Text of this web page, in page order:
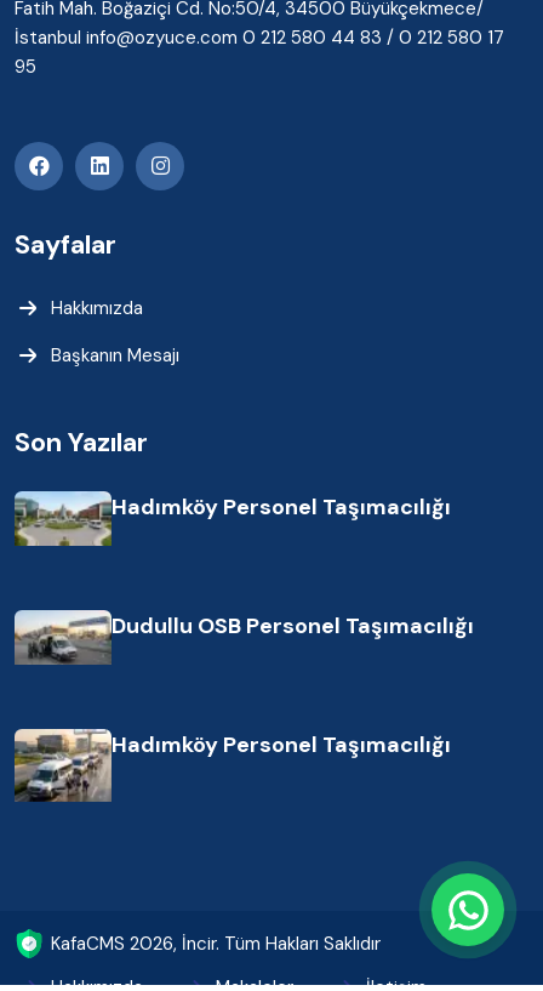
Fatih Mah. Boğaziçi Cd. No:50/4, 34500 Büyükçekmece/
İstanbul info@ozyuce.com 0 212 580 44 83 / 0 212 580 17
95
Sayfalar
Hakkımızda
Başkanın Mesajı
Son Yazılar
Hadımköy Personel Taşımacılığı
Dudullu OSB Personel Taşımacılığı
Hadımköy Personel Taşımacılığı
KafaCMS 2026, İncir. Tüm Hakları Saklıdır